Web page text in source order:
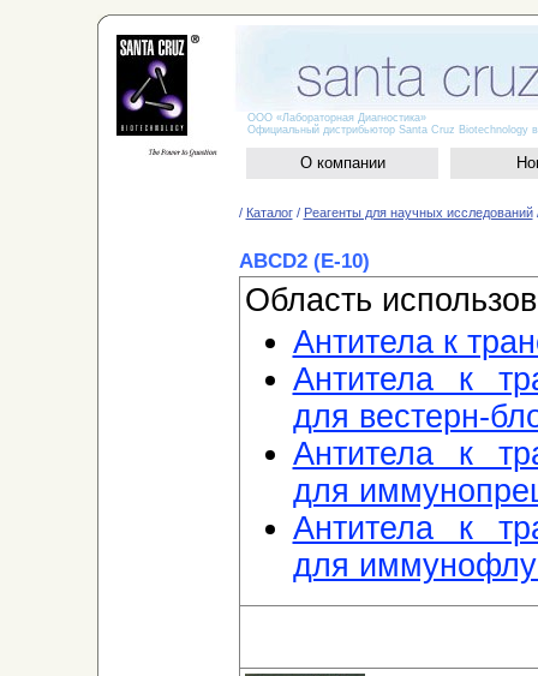
ООО «Лабораторная Диагностика»
Официальный дистрибьютор Santa Cruz Biotechnology
О компании
/ Каталог/ Реагенты для научных исследований
ABCD2 (E-10)
Область
Антитела к
Антитела к
для вестерн-
Антитела к
для
Антитела к
для